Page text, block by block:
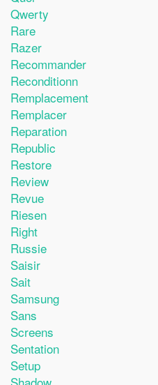
Qwerty
Rare
Razer
Recommander
Reconditionn
Remplacement
Remplacer
Reparation
Republic
Restore
Review
Revue
Riesen
Right
Russie
Saisir
Sait
Samsung
Sans
Screens
Sentation
Setup